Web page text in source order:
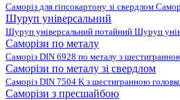
Саморіз для гіпсокартону зі свердлом
Шуруп універсальний
Шуруп універсальний потайний Шуруп
Саморізи по металу
Саморіз DIN 6928 по металу з
Саморізи по металу зі свердлом
Саморіз DIN 7504 K з шестигранною
Саморізи з пресшайбою